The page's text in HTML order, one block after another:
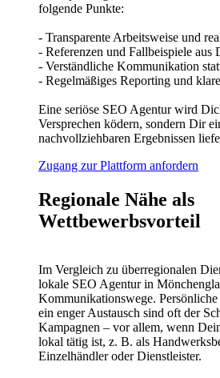
folgende Punkte:
- Transparente Arbeitsweise und
- Referenzen und Fallbeispiele aus
- Verständliche Kommunikation
- Regelmäßiges Reporting und
Eine seriöse SEO Agentur wird
Versprechen ködern, sondern Dir
nachvollziehbaren Ergebnissen
Zugang zur Plattform anfordern
Regionale Nähe als
Wettbewerbsvorteil
Im Vergleich zu überregionalen
lokale SEO Agentur in
Kommunikationswege.
ein enger Austausch sind oft der
Kampagnen – vor allem, wenn
lokal tätig ist, z. B. als
Einzelhändler oder Dienstleister.